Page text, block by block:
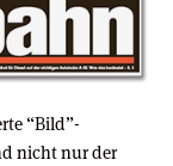
“Bild”-
nicht nur der